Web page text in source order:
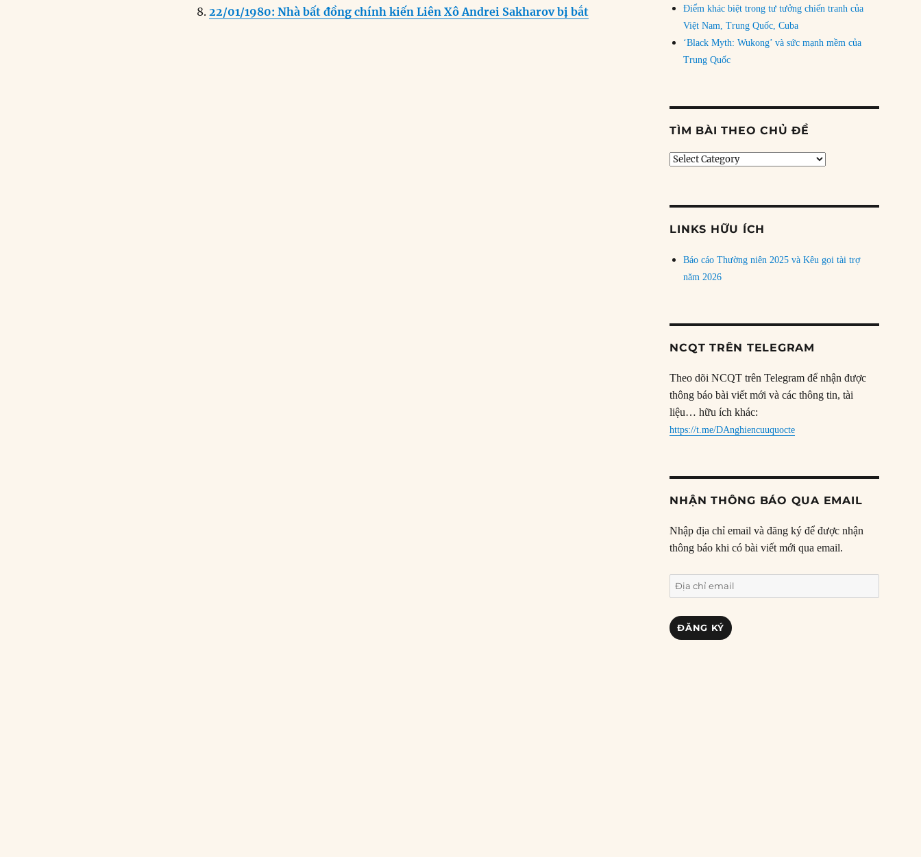
22/01/1980: Nhà bất đồng chính kiến Liên Xô Andrei Sakharov bị bắt
Điểm khác biệt trong tư tưởng chiến tranh của
Việt Nam, Trung Quốc, Cuba
‘Black Myth: Wukong’ và sức mạnh mềm của
Trung Quốc
TÌM BÀI THEO CHỦ ĐỀ
Tìm
LINKS HỮU ÍCH
Báo cáo Thường niên 2025 và Kêu gọi tài trợ
năm 2026
NCQT TRÊN TELEGRAM
Theo dõi NCQT trên Telegram để nhận được
thông báo bài viết mới và các thông tin, tài
liệu… hữu ích khác:
https://t.me/DAnghiencuuquocte
NHẬN THÔNG BÁO QUA EMAIL
Nhập địa chỉ email và đăng ký để được nhận
thông báo khi có bài viết mới qua email.
Địa
chỉ
email
ĐĂNG KÝ